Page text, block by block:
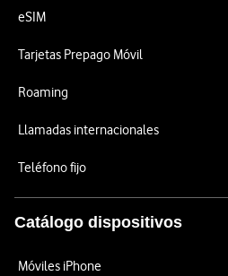
eSIM
Tarjetas Prepago Móvil
Roaming
Llamadas internacionales
Teléfono fijo
Catálogo dispositivos
Móviles iPhone